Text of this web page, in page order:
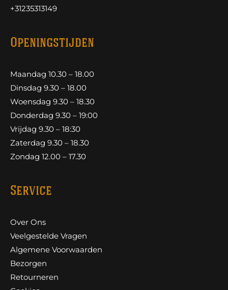
+31235313149
Openingstijden
Maandag 10.30 – 18.00
Dinsdag 9.30 – 18.00
Woensdag 9.30 – 18.30
Donderdag 9.30 – 19:00
Vrijdag 9.30 – 18:30
Zaterdag 9.30 – 18.30
Zondag 12.00 – 17.30
Service
Over Ons
Veelgestelde Vragen
Algemene Voorwaarden
Bezorgen
Retourneren